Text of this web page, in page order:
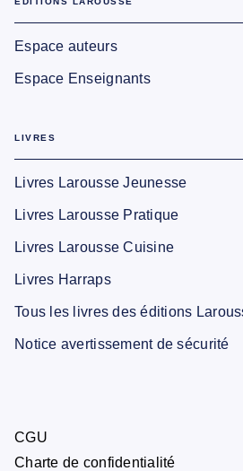
Espace auteurs
Espace Enseignants
LIVRES
Livres Larousse Jeunesse
Livres Larousse Pratique
Livres Larousse Cuisine
Livres Harraps
Tous les livres des éditions
Notice avertissement de sécurité
CGU
Charte de confidentialité